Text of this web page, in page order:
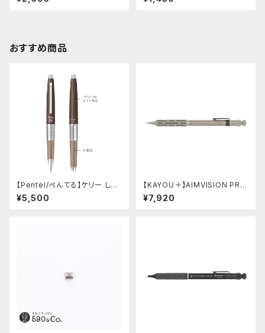
おすすめ商品
【Pentel/ぺんてる】ケリー しー
さーコラボ限定カラー
¥5,500
【KAYOU＋】AIMVISION PR
O/エイムビジョンプロ (チタニウ
ムゴールド)
¥7,920